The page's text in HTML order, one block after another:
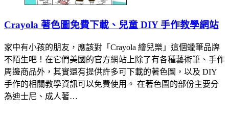
Crayola 著色圖免費下載、兒童 DIY 手作教學網站
家中有小孩的朋友，應該對「Crayola 繪兒樂」這個蠟筆品牌
不陌生吧！在它們美國的官方網站上除了有各種藝術筆、手作
周邊商品外，其實還有提供許多可下載的著色圖，以及 DIY
手作的相關教學資訊可以免費使用。 在著色圖的部份主要分
為迪士尼、成人著…